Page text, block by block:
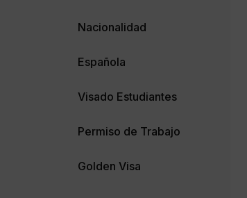
Nacionalidad
Española
Visado Estudiantes
Permiso de Trabajo
Golden Visa